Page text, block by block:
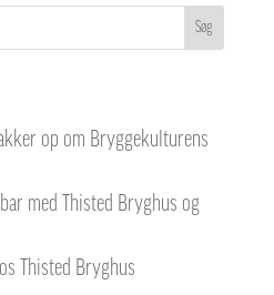
Søg
op om Bryggekulturens
med Thisted Bryghus og
Thisted Bryghus